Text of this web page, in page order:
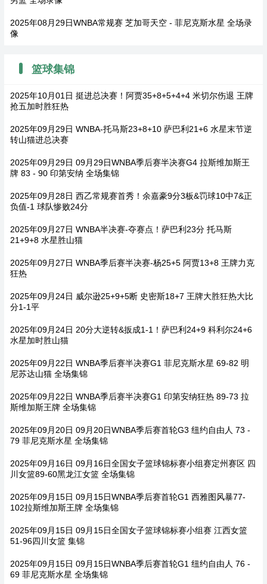
2025年08月29日WNBA常规赛 芝加哥天空 - 菲尼克斯水星 全场录
像
篮球集锦
2025年10月01日 挺进总决赛！阿贾35+8+5+4+4 米切尔伤退 王牌
抢五加时胜狂热
2025年09月29日 WNBA-托马斯23+8+10 萨巴利21+6 水星末节逆
转山猫进总决赛
2025年09月29日 09月29日WNBA季后赛半决赛G4 拉斯维加斯王
牌 83 - 90 印第安纳 全场集锦
2025年09月28日 西乙常规赛首秀！余嘉豪9分3板&罚球10中7&正
负值-1 球队惨败24分
2025年09月27日 WNBA半决赛-夺赛点！萨巴利23分 托马斯
21+9+8 水星胜山猫
2025年09月27日 WNBA季后赛半决赛-杨25+5 阿贾13+8 王牌力克
狂热
2025年09月24日 威尔逊25+9+5断 史密斯18+7 王牌大胜狂热大比
分1-1平
2025年09月24日 20分大逆转&扳成1-1！萨巴利24+9 科利尔24+6
水星加时胜山猫
2025年09月22日 WNBA季后赛半决赛G1 菲尼克斯水星 69-82 明
尼苏达山猫 全场集锦
2025年09月22日 WNBA季后赛半决赛G1 印第安纳狂热 89-73 拉
斯维加斯王牌 全场集锦
2025年09月20日 09月20日WNBA季后赛首轮G3 纽约自由人 73 -
79 菲尼克斯水星 全场集锦
2025年09月16日 09月16日全国女子篮球锦标赛小组赛定州赛区 四
川女篮89-60黑龙江女篮 全场集锦
2025年09月15日 09月15日WNBA季后赛首轮G1 西雅图风暴77-
102拉斯维加斯王牌 全场集锦
2025年09月15日 09月15日全国女子篮球锦标赛小组赛 江西女篮
51-96四川女篮 集锦
2025年09月15日 09月15日WNBA季后赛首轮G1 纽约自由人 76 -
69 菲尼克斯水星 全场集锦